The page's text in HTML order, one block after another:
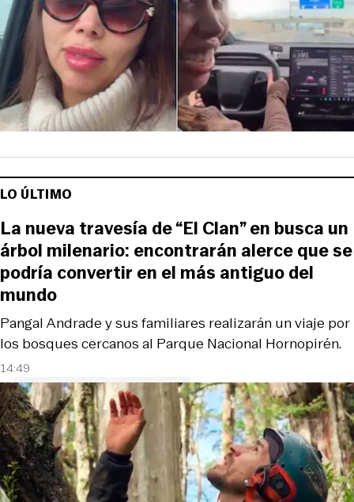
LO ÚLTIMO
14:49
Pangal Andrade y sus familiares realizarán un viaje por
los bosques cercanos al Parque Nacional Hornopirén.
La nueva travesía de “El Clan” en busca un
árbol milenario: encontrarán alerce que se
podría convertir en el más antiguo del
mundo